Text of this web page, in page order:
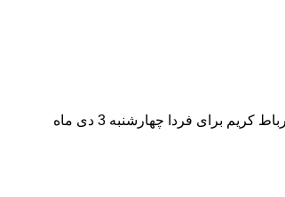
معاون عمرانی استاندار تهران از تعطیلی مهدکودک و پیش دبستانی ها و مجازی شدن کلاس درس مدارس ابتدایی استان به استثنای شهرستان های فیروزکوه و رباط کریم برای فردا چهارشنبه 3 دی ماه